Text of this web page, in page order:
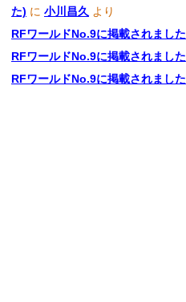
た) に 小川昌久 より
RFワールドNo.9に掲載されました
RFワールドNo.9に掲載されました
RFワールドNo.9に掲載されました